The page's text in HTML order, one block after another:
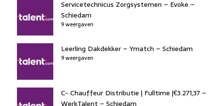
Servicetechnicus Zorgsystemen – Evoke –
Schiedam
9 weergaven
Leerling Dakdekker – Ymatch – Schiedam
9 weergaven
C- Chauffeur Distributie | Fulltime |€3.271,37 –
WerkTalent – Schiedam